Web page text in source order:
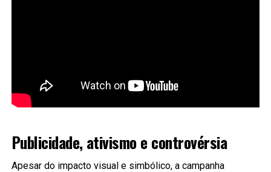
Publicidade, ativismo e controvérsia
Apesar do impacto visual e simbólico, a campanha